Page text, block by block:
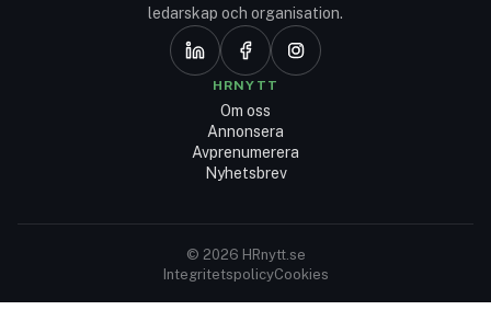
ledarskap och organisation.
HRNYTT
Om oss
Annonsera
Avprenumerera
Nyhetsbrev
© 2026 HRnytt.se
IntegritetspolicyCookies